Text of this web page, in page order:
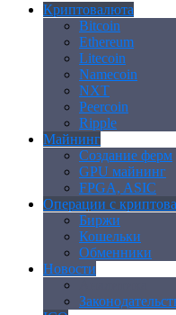
Криптовалюта
Bitcoin
Ethereum
Litecoin
Namecoin
NXT
Peercoin
Ripple
Майнинг
Создание ферм
GPU майнинг
FPGA, ASIC
Операции с
Биржи
Кошельки
Обменники
Новости